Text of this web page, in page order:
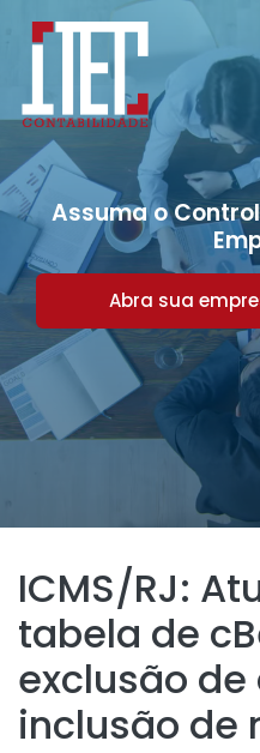
Assuma o
Abra sua
ICMS/RJ:
tabela de
exclusão
inclusão de